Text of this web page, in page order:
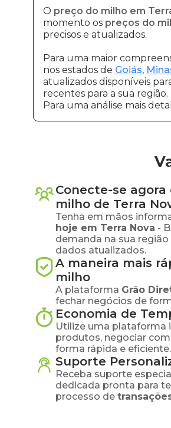
O preço do milho em
momento os preços do
precisos e atualizados.
Para uma maior
nos estados de Goiás,
atualizados disponíveis
recentes para a sua região.
Para uma análise mais
Conecte-se
milho de Terra
Tenha em mãos
hoje em Terra Nova -
demanda na sua
dados atualizados.
A maneira mais
milho
A plataforma Grão
fechar negócios de
Economia de
Utilize uma plataforma
produtos, negociar
forma rápida e eficiente.
Suporte
Receba suporte
dedicada pronta para
processo de